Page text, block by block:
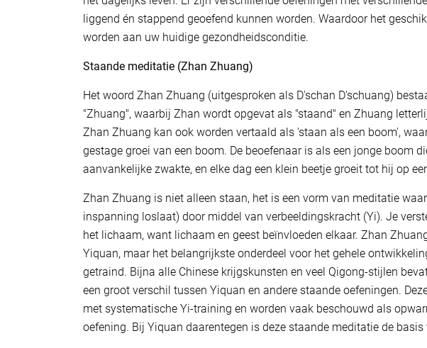
liggend én stappend geoefend kunnen worden. Waardoor het
worden aan uw huidige gezondheidsconditie.
Staande meditatie (Zhan Zhuang)
Het woord Zhan Zhuang (uitgesproken als D'schan D'schuang)
"Zhuang", waarbij Zhan wordt opgevat als "staand" en Zhuang
Zhan Zhuang kan ook worden vertaald als 'staan ​​als een boom',
gestage groei van een boom. De beoefenaar is als een jonge boom
aanvankelijke zwakte, en elke dag een klein beetje groeit tot hij op
Zhan Zhuang is niet alleen staan, het is een vorm van meditatie
inspanning loslaat) door middel van verbeeldingskracht (Yi). Je
het lichaam, want lichaam en geest beïnvloeden elkaar. Zhan
Yiquan, maar het belangrijkste onderdeel voor het gehele
getraind. Bijna alle Chinese krijgskunsten en veel Qigong-stijlen
een groot verschil tussen Yiquan en andere staande oefeningen.
met systematische Yi-training en worden vaak beschouwd als
oefening. Bij Yiquan daarentegen is deze staande meditatie de